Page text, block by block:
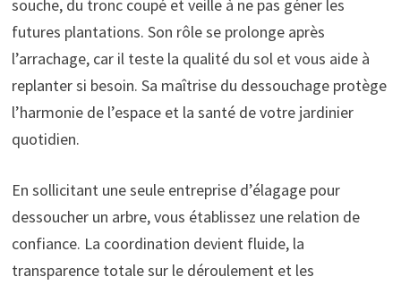
souche, du tronc coupé et veille à ne pas géner les
futures plantations. Son rôle se prolonge après
l’arrachage, car il teste la qualité du sol et vous aide à
replanter si besoin. Sa maîtrise du dessouchage protège
l’harmonie de l’espace et la santé de votre jardinier
quotidien.
En sollicitant une seule entreprise d’élagage pour
dessoucher un arbre, vous établissez une relation de
confiance. La coordination devient fluide, la
transparence totale sur le déroulement et les